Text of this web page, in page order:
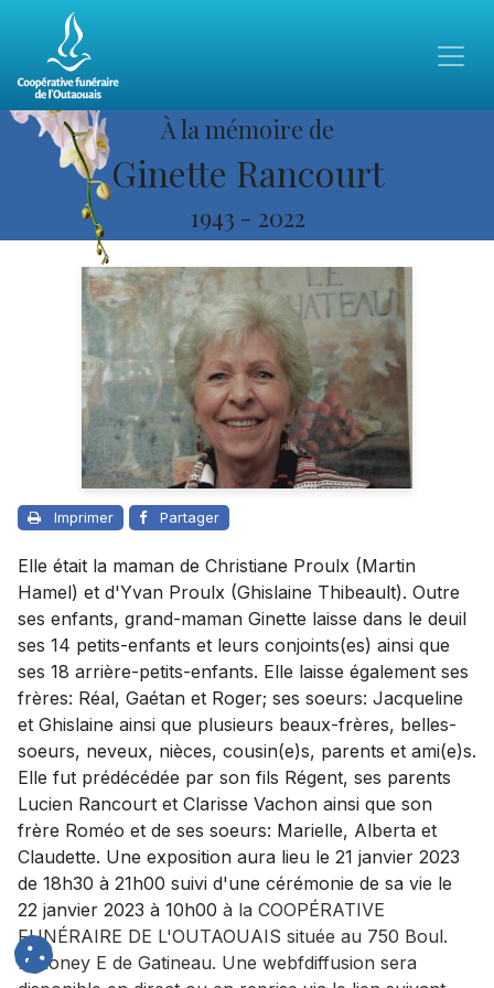
À la mémoire de
Ginette Rancourt
1943 - 2022
Imprimer Partager
Elle était la maman de Christiane Proulx (Martin
Hamel) et d'Yvan Proulx (Ghislaine Thibeault). Outre
ses enfants, grand-maman Ginette laisse dans le deuil
ses 14 petits-enfants et leurs conjoints(es) ainsi que
ses 18 arrière-petits-enfants. Elle laisse également ses
frères: Réal, Gaétan et Roger; ses soeurs: Jacqueline
et Ghislaine ainsi que plusieurs beaux-frères, belles-
soeurs, neveux, nièces, cousin(e)s, parents et ami(e)s.
Elle fut prédécédée par son fils Régent, ses parents
Lucien Rancourt et Clarisse Vachon ainsi que son
frère Roméo et de ses soeurs: Marielle, Alberta et
Claudette. Une exposition aura lieu le 21 janvier 2023
de 18h30 à 21h00 suivi d'une cérémonie de sa vie le
22 janvier 2023 à 10h00 à la COOPÉRATIVE
FUNÉRAIRE DE L'OUTAOUAIS située au 750 Boul.
Maloney E de Gatineau. Une webfdiffusion sera